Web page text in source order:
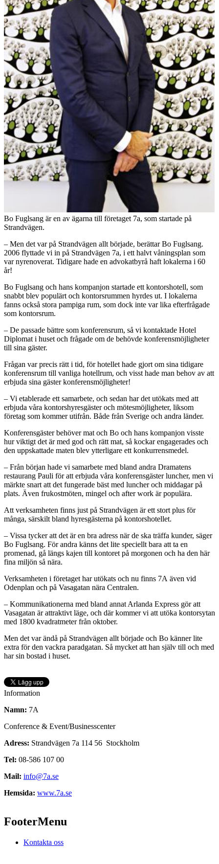
Bo Fuglsang är en av ägarna till företaget 7a, som startade på
Strandvägen.
– Men det var på Strandvägen allt började, berättar Bo Fuglsang.
2006 flyttade vi in på Strandvägen 7a, i ett halvt våningsplan som
var nyrenoverat. Tidigare hade en advokatbyrå haft lokalerna i 60
år!
Bo Fuglsang och hans kompanjon startade ett kontorshotell, som
snabbt blev populärt och kontorsrummen hyrdes ut. I lokalerna
fanns också stora pampiga rum, som dock inte var lika efterfrågade
som kontorsrum.
– De passade bättre som konferensrum, så vi kontaktade Hotel
Diplomat i huset och frågade om de behövde konferensmöjligheter
till sina gäster.
Frågan var precis rätt i tid, för hotellet hade gjort om sina tidigare
konferensrum till vanliga hotellrum, och visst hade man behov av att
erbjuda sina gäster konferensmöjligheter!
– Vi etablerade ett samarbete, och sedan har det utökats med att
erbjuda våra kontorshyresgäster och mötesmöjligheter, liksom
företag som kommer utifrån. Både från Sverige och andra länder.
Konferensgäster behöver mat och Bo och hans kompanjon visste
hur viktigt det är med god och rätt mat, så kockar engagerades och
den uppskattade maten blev ytterligare ett konkurrensmedel.
– Från början hade vi samarbete med bland andra Dramatens
restaurang Pauli för att erbjuda våra konferensgäster luncher, men vi
märkte snart att det fungerade bäst med luncher och middagar på
plats. Även frukostmöten, mingel och after work är populära.
Att verksamheten finns just på Strandvägen är ett stort plus för
många, särskilt bland hyresgästerna på kontorshotellet.
– Vissa tycker att det är en bra adress när de ska träffa kunder, säger
Bo Fuglsang. För andra känns det lite speciellt bara att ta en
promenad, gå längs kajen till kontoret på morgonen och ha den här
fina miljön så nära.
Verksamheten i företaget har utökats och nu finns 7A även vid
Odenplan och på Vasagatan nära Centralen.
– Kommunikationerna med bland annat Arlanda Express gör att
Vasagatan är attraktivt läge, och där kommer vi att utöka kontorsytan
med 1800 kvadratmeter från oktober.
Men det var ändå på Strandvägen allt började och Bo känner lite
extra för den vackra paradgatan. Så mycket att han själv till och med
har sin bostad i huset.
Information
Namn: 7A
Conference & Event/Businesscenter
Adress: Strandvägen 7a 114 56 Stockholm
Tel: 08-586 107 00
Mail: info@7a.se
Hemsida: www.7a.se
FooterMenu
Kontakta oss